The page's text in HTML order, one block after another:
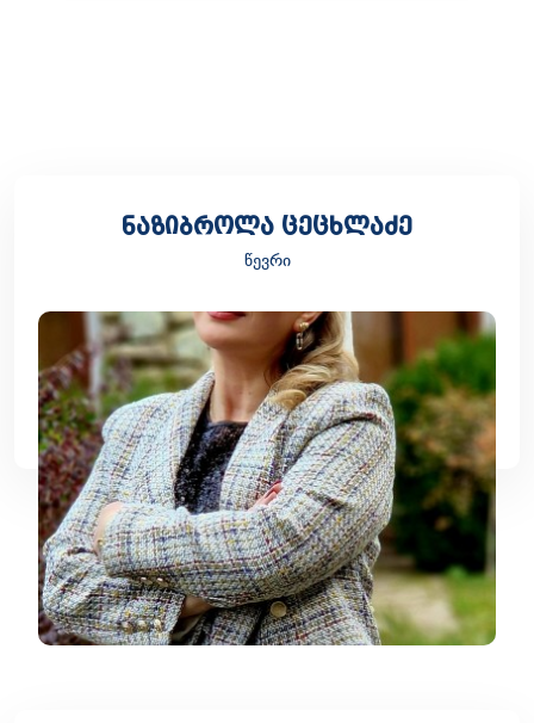
ნაზიბროლა ცეცხლაძე
წევრი